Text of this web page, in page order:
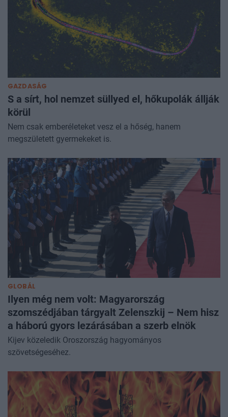
GAZDASÁG
S a sírt, hol nemzet süllyed el, hőkupolák állják
körül
Nem csak emberéleteket vesz el a hőség, hanem
megszületett gyermekeket is.
GLOBÁL
Ilyen még nem volt: Magyarország
szomszédjában tárgyalt Zelenszkij – Nem hisz
a háború gyors lezárásában a szerb elnök
Kijev közeledik Oroszország hagyományos
szövetségeséhez.